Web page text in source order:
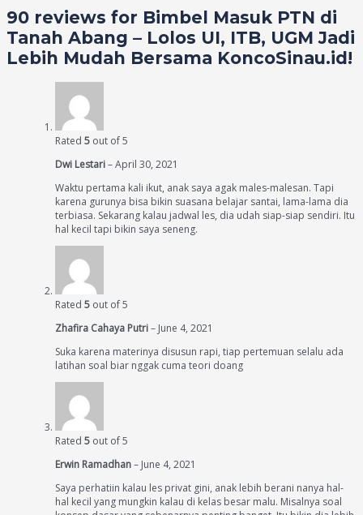
90 reviews for Bimbel Masuk PTN di
Tanah Abang – Lolos UI, ITB, UGM Jadi
Lebih Mudah Bersama KoncoSinau.id!
Rated 5 out of 5
Dwi Lestari–April 30, 2021
Waktu pertama kali ikut, anak saya agak males-malesan. Tapi
karena gurunya bisa bikin suasana belajar santai, lama-lama dia
terbiasa. Sekarang kalau jadwal les, dia udah siap-siap sendiri. Itu
hal kecil tapi bikin saya seneng.
Rated 5 out of 5
Zhafira Cahaya Putri– June 4, 2021
Suka karena materinya disusun rapi, tiap pertemuan selalu ada
latihan soal biar nggak cuma teori doang
Rated 5 out of 5
Erwin Ramadhan– June 4, 2021
Saya perhatiin kalau les privat gini, anak lebih berani nanya hal-
hal kecil yang mungkin kalau di kelas besar malu. Misalnya soal